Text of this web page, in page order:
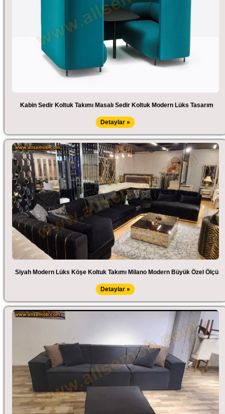
Kabin Sedir Koltuk Takımı Masalı Sedir Koltuk Modern Lüks Tasarım
Detaylar »
Siyah Modern Lüks Köşe Koltuk Takımı Milano Modern Büyük Özel Ölçü
Detaylar »